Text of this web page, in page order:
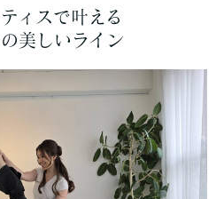
ィスで叶える
美しいライン